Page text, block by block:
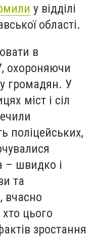
у відділі
області.
в
охороняючи
громадян. У
міст і сіл
поліцейських,
швидко і
та
вчасно
цього
зростання